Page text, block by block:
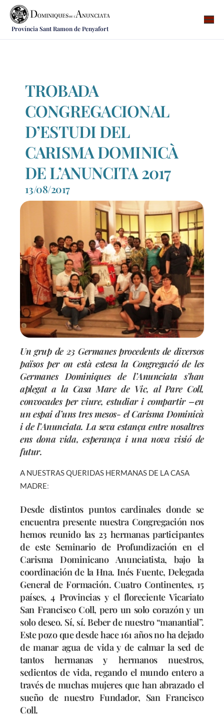
Província Sant Ramon de Penyafort
Qui som
Vocacions
Notícies
Recursos
Contacte
TROBADA
CONGREGACIONAL
D’ESTUDI DEL
CARISMA DOMINICÀ
DE L’ANUNCITA 2017
13/08/2017
Un grup de 23 Germanes procedents de diversos
països per on està estesa la Congregació de les
Germanes Dominiques de l’Anunciata s’han
aplegat a la Casa Mare de Vic, al Pare Coll,
convocades per viure, estudiar i compartir –en
un espaid’uns tres mesos- el Carisma Dominicà
i de l’Anunciata. La seva estança entre nosaltres
ens dona vida, esperança i una nova visió de
futur.
A NUESTRAS QUERIDAS HERMANAS DE LA CASA
MADRE:
Desde distintos puntos cardinales donde se
encuentra presente nuestra Congregación nos
hemos reunido las 23 hermanas participantes
de este Seminario de Profundización en el
Carisma Dominicano Anunciatista, bajo la
coordinación de la Hna. Inés Fuente, Delegada
General de Formación. Cuatro Continentes, 15
países, 4 Provincias y el floreciente Vicariato
San Francisco Coll, pero un solo corazón y un
solo deseo. Sí, sí. Beber de nuestro “manantial”.
Este pozo que desde hace 161 años no ha dejado
de manar agua de vida y de calmar la sed de
tantos hermanas y hermanos nuestros,
sedientos de vida, regando el mundo entero a
través de muchas mujeres que han abrazado el
sueño de nuestro Fundador, San Francisco
Coll.